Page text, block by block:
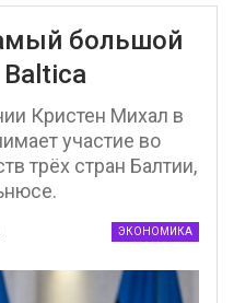
большой
Кристен Михал в
участие во
трёх стран Балтии,
ЭКОНОМИКА